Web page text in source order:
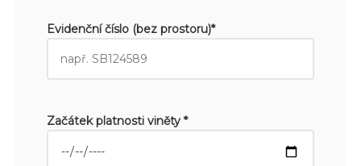
Evidenční číslo (bez prostoru)*
Začátek platnosti viněty *